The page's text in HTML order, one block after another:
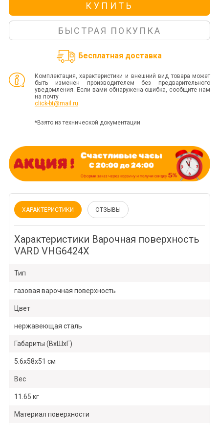
КУПИТЬ
БЫСТРАЯ ПОКУПКА
Бесплатная доставка
Комплектация, характеристики и внешний вид товара может
быть изменен производителем без предварительного
уведомления. Если вами обнаружена ошибка, сообщите нам
на почту
click-bt@mail.ru
*Взято из технической документации
ХАРАКТЕРИСТИКИ ОТЗЫВЫ
Характеристики Варочная поверхность
VARD VHG6424X
Тип
газовая варочная поверхность
Цвет
нержавеющая сталь
Габариты (ВхШхГ)
5.6х58х51 см
Вес
11.65 кг
Материал поверхности